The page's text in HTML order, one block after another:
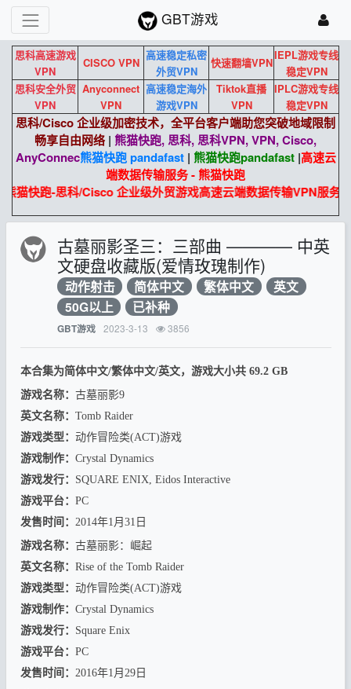
GBT游戏
思科高速游戏
VPN
CISCO VPN
高速稳定私密
外贸VPN
快速翻墙VPN
IEPL游戏专线
稳定VPN
思科安全外贸
VPN
Anyconnect
VPN
高速稳定海外
游戏VPN
Tiktok直播
VPN
IPLC游戏专线
稳定VPN
思科/Cisco 企业级加密技术，全平台客户端助您突破地域限制
畅享自由网络 | 熊猫快跑, 思科, 思科VPN, VPN, Cisco,
AnyConnec熊猫快跑 pandafast| 熊猫快跑pandafast|高速云
端数据传输服务 - 熊猫快跑
熊猫快跑-思科/Cisco 企业级外贸游戏高速云端数据传输VPN服务
古墓丽影圣三：三部曲 ———— 中英
文硬盘收藏版(爱情玫瑰制作)
动作射击 简体中文 繁体中文
英文
50G以上
已补种
GBT游戏 2023-3-13 3856
本合集为简体中文/繁体中文/英文，游戏大小共 69.2 GB
游戏名称： 古墓丽影9
英文名称： Tomb Raider
游戏类型： 动作冒险类(ACT)游戏
游戏制作： Crystal Dynamics
游戏发行： SQUARE ENIX, Eidos Interactive
游戏平台： PC
发售时间： 2014年1月31日
游戏名称： 古墓丽影：崛起
英文名称： Rise of the Tomb Raider
游戏类型： 动作冒险类(ACT)游戏
游戏制作： Crystal Dynamics
游戏发行： Square Enix
游戏平台： PC
发售时间： 2016年1月29日